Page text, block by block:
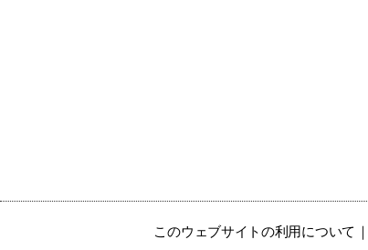
このウェブサイトの利用について